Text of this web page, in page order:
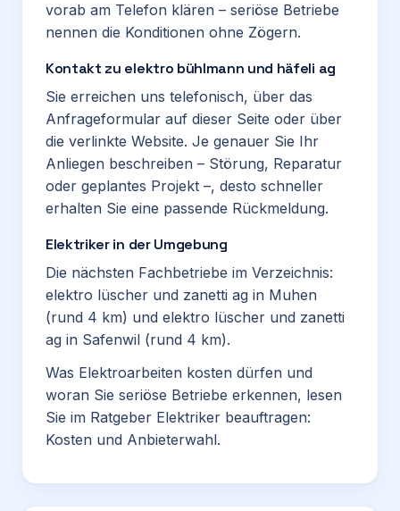
vorab am Telefon klären – seriöse Betriebe
nennen die Konditionen ohne Zögern.
Kontakt zu elektro bühlmann und häfeli ag
Sie erreichen uns telefonisch, über das
Anfrageformular auf dieser Seite oder über
die verlinkte Website. Je genauer Sie Ihr
Anliegen beschreiben – Störung, Reparatur
oder geplantes Projekt –, desto schneller
erhalten Sie eine passende Rückmeldung.
Elektriker in der Umgebung
Die nächsten Fachbetriebe im Verzeichnis:
elektro lüscher und zanetti ag in Muhen
(rund 4 km) und elektro lüscher und zanetti
ag in Safenwil (rund 4 km).
Was Elektroarbeiten kosten dürfen und
woran Sie seriöse Betriebe erkennen, lesen
Sie im Ratgeber Elektriker beauftragen:
Kosten und Anbieterwahl.